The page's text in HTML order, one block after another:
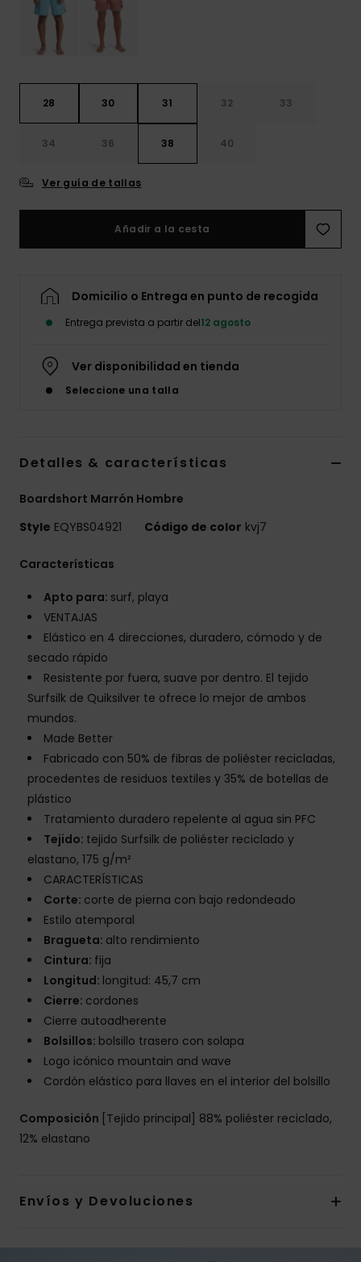
28 30 31 32 33
34 36 38 40
Ver guía de tallas
Añadir a la cesta
Domicilio o Entrega en punto de recogida
Entrega prevista a partir del12 agosto
Ver disponibilidad en tienda
Seleccione una talla
Detalles & características
Boardshort Marrón Hombre
Style EQYBS04921 Código de color kvj7
Características
Apto para: surf, playa
VENTAJAS
Elástico en 4 direcciones, duradero, cómodo y de
secado rápido
Resistente por fuera, suave por dentro. El tejido
Surfsilk de Quiksilver te ofrece lo mejor de ambos
mundos.
Made Better
Fabricado con 50% de fibras de poliéster recicladas,
procedentes de residuos textiles y 35% de botellas de
plástico
Tratamiento duradero repelente al agua sin PFC
Tejido: tejido Surfsilk de poliéster reciclado y
elastano, 175 g/m²
CARACTERÍSTICAS
Corte: corte de pierna con bajo redondeado
Estilo atemporal
Bragueta: alto rendimiento
Cintura: fija
Longitud: longitud: 45,7 cm
Cierre: cordones
Cierre autoadherente
Bolsillos: bolsillo trasero con solapa
Logo icónico mountain and wave
Cordón elástico para llaves en el interior del bolsillo
Composición [Tejido principal] 88% poliéster reciclado,
12% elastano
Envíos y Devoluciones